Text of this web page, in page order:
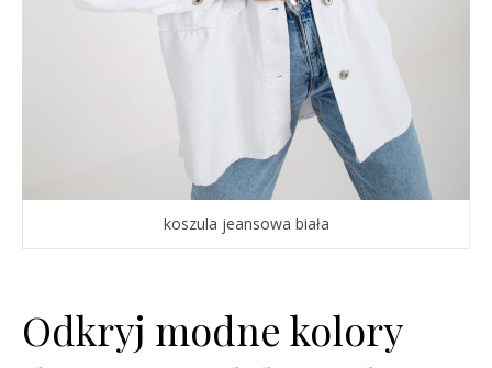
koszula jeansowa biała
Odkryj modne kolory